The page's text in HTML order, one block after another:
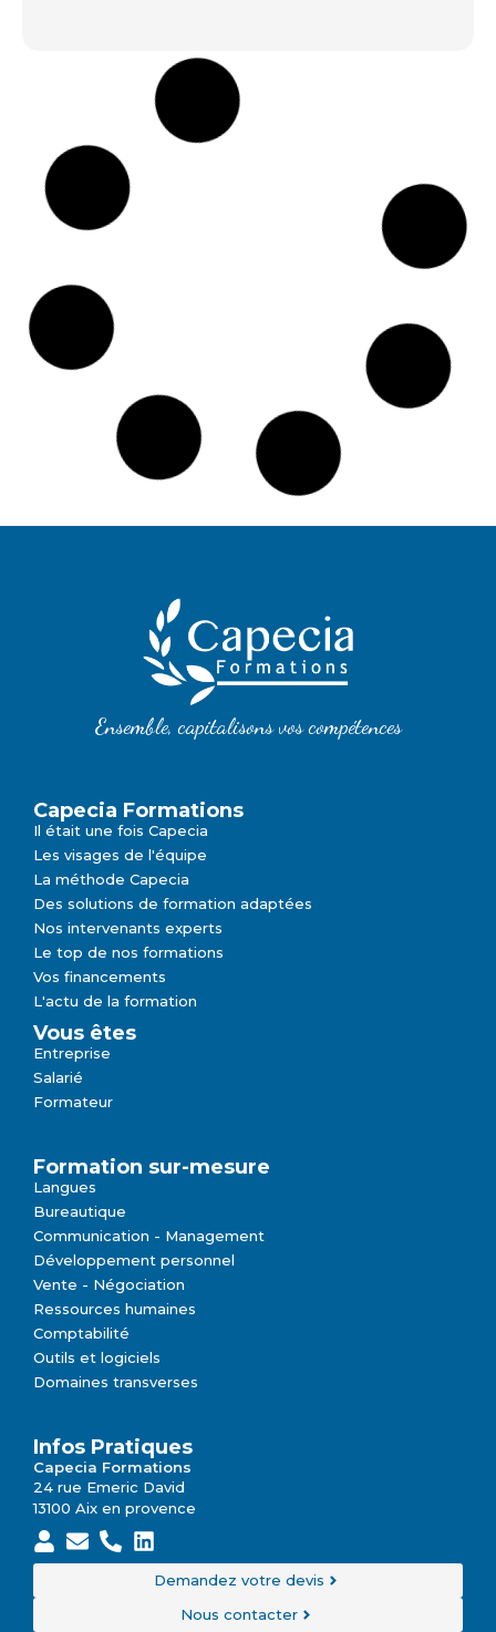
passeport professionnel international
Lire la suite
Les tendances clés de l’hôtellerie et de la
restauration en 2024
Travailler en anglais dans un groupe industriel
international
L’utilisation de l’anglais dans une chaîne de
production
Lire la suite